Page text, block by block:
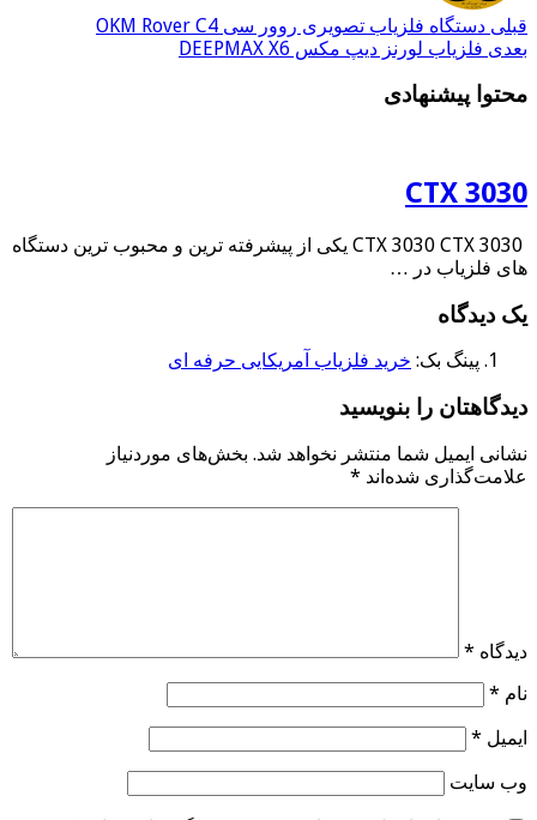
قبلی دستگاه فلزیاب تصویری روور سی OKM Rover C4
بعدی فلزیاب لورنز دیپ مکس DEEPMAX X6
محتوا پیشنهادی
CTX 3030
CTX 3030 CTX 3030 یکی از پیشرفته ترین و محبوب ترین دستگاه
های فلزیاب در …
یک دیدگاه
پینگ بک: خرید فلزیاب آمریکایی حرفه ای
دیدگاهتان را بنویسید
نشانی ایمیل شما منتشر نخواهد شد. بخش‌های موردنیاز
علامت‌گذاری شده‌اند *
دیدگاه *
نام *
ایمیل *
وب‌ سایت